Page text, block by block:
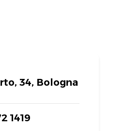
34, Bologna
1419